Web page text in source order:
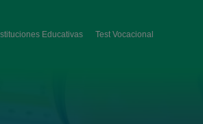
Educativas Test Vocacional